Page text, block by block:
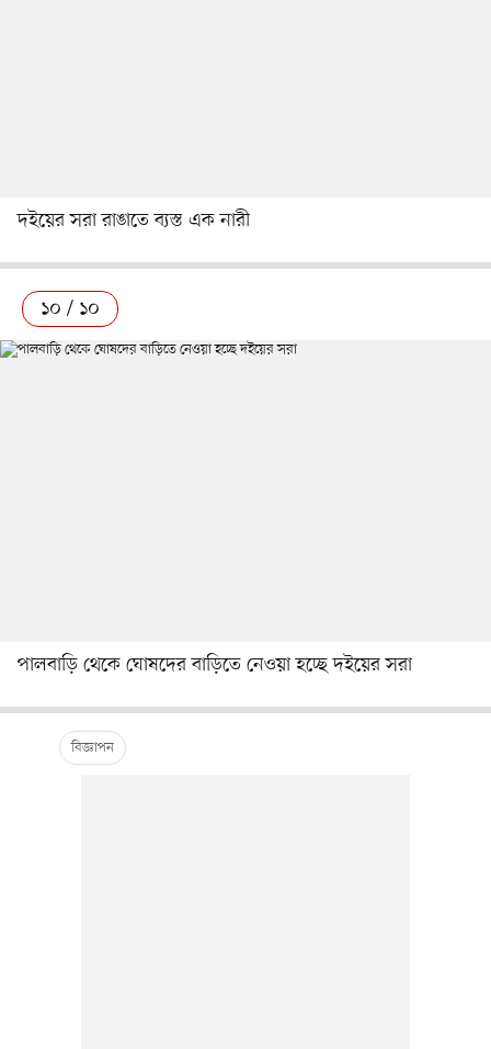
দইয়ের সরা রাঙাতে ব্যস্ত এক নারী
১০ / ১০
পালবাড়ি থেকে ঘোষদের বাড়িতে নেওয়া হচ্ছে দইয়ের সরা